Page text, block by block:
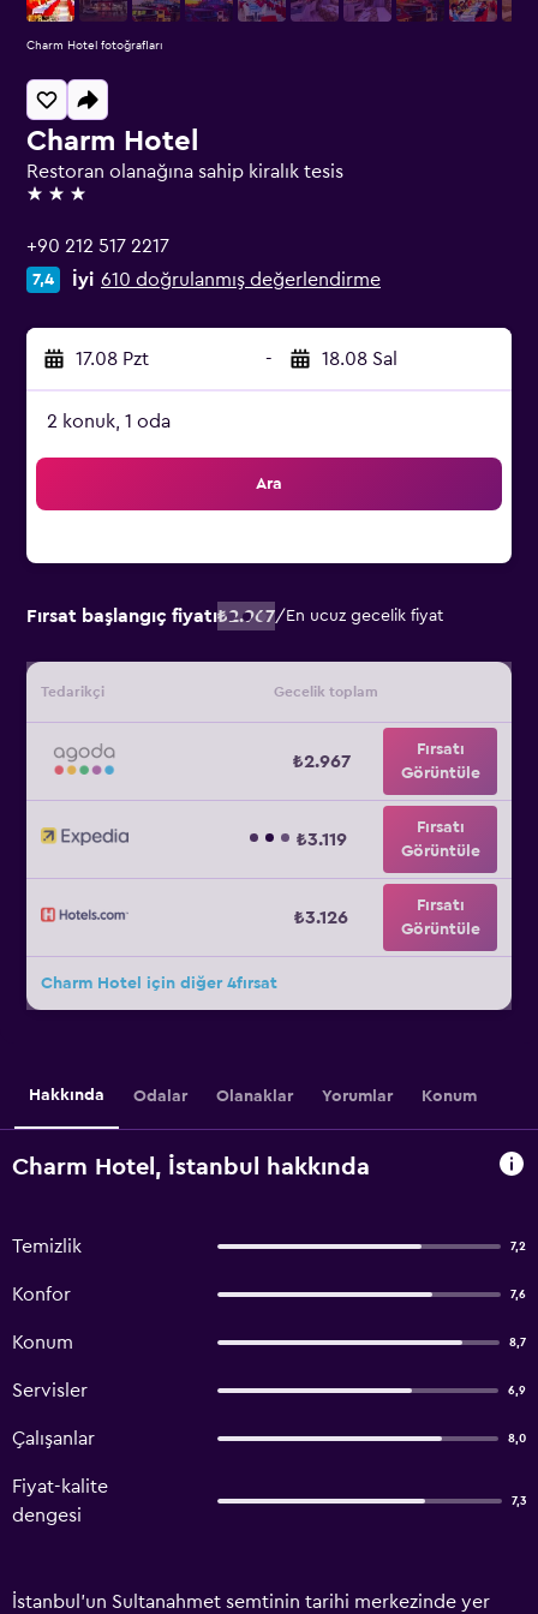
Charm Hotel
Restoran olanağına sahip kiralık tesis
3 yıldız
+90 212 517 2217
7,4 İyi 610 doğrulanmış değerlendirme
17.08 Pzt - 18.08 Sal
2 konuk, 1 oda
Ara
Fırsat başlangıç fiyatı₺2.967/ En ucuz gecelik fiyat
Tedarikçi Gecelik toplam
₺2.967
Fırsatı
Görüntüle
₺3.119
Fırsatı
Görüntüle
₺3.126
Fırsatı
Görüntüle
Charm Hotel için diğer 4fırsat
Charm Hotel fotoğrafları
Hakkında Odalar Olanaklar Yorumlar Konum
Charm Hotel, İstanbul hakkında
Temizlik 7,2
Konfor 7,6
Konum 8,7
Servisler 6,9
Çalışanlar 8,0
Fiyat-kalite
dengesi
7,3
İstanbul'un Sultanahmet semtinin tarihi merkezinde yer